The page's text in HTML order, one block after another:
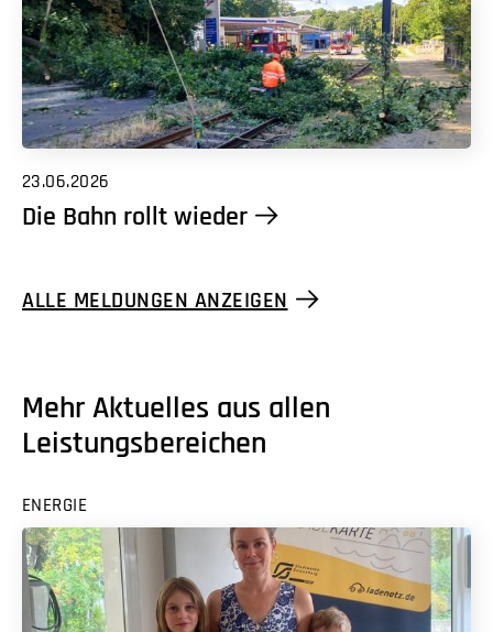
23.06.2026
Die Bahn rollt wieder
ALLE MELDUNGEN ANZEIGEN
Mehr Aktuelles aus allen
Leistungsbereichen
ENERGIE